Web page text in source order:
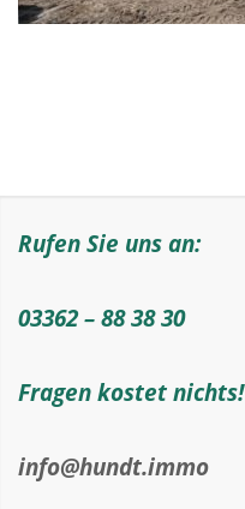
Rufen Sie uns an:
03362 – 88 38 30
Fragen kostet nichts!
info@hundt.immo